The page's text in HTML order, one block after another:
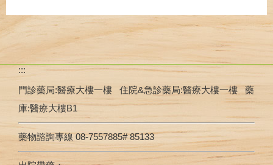
:::
門診藥局:醫療大樓一樓 住院&急診藥局:醫療大樓一樓 藥
庫:醫療大樓B1
藥物諮詢專線 08-7557885# 85133